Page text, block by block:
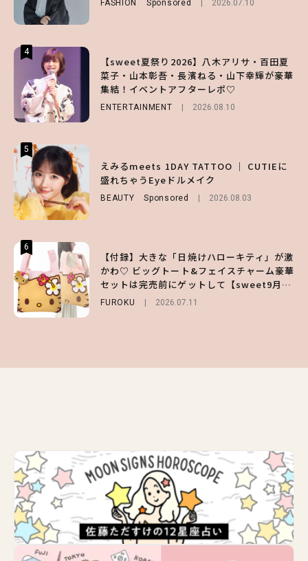
FASHION Sponsored 2026.07.10
4
【sweet夏祭り2026】八木アリサ・百田夏
菜子・山本彰吾・長濱ねる・山下幸輝が豪華
集結！イベントアフターレポ♡
ENTERTAINMENT 2026.08.10
5
えみるmeets 1DAY TATTOO ｜ CUTIEに
盛れちゃうEyeドルメイク
BEAUTY Sponsored 2026.08.03
6
【付録】大きな「日焼けハローキティ」が激
かわ♡ ビッグトート&フェイスチャーム豪華
セットは完売前にゲットして【sweet9月号
増刊】
FUROKU 2026.07.11
FASHION Sponsored 2026.07.10
4
【大原優乃】夏メイクはプレイフルに！ドキ
ッとしちゃう色っぽ“うるみ目”のつくり方
5
えみるmeets 1DAY TATTOO ｜ CUTIEに
盛れちゃうEyeドルメイク
BEAUTY Sponsored 2026.08.03
6
【ハローキティ】がスシローと初コラボ♡
第1弾の気になるメニュー＆限定グッズを総
チェック！
LIFESTYLE 2026.07.31
4
【ハローキティ】がスシローと初コラボ♡
第1弾の気になるメニュー＆限定グッズを総
チェック！
LIFESTYLE 2026.07.31
5
【夏ヘアのくずれ・うねりに】ヘアメイク夢
月直伝♡ ドライシャンプー「バティスト」
を使ったプロ級スタイリング3選
Sponsored
6
【GU】夏の“主役級”アイテム決定！ヘルシ
ー＆可愛すぎる「大人の肌見せ」トップス3
選
FASHION 2026.07.19